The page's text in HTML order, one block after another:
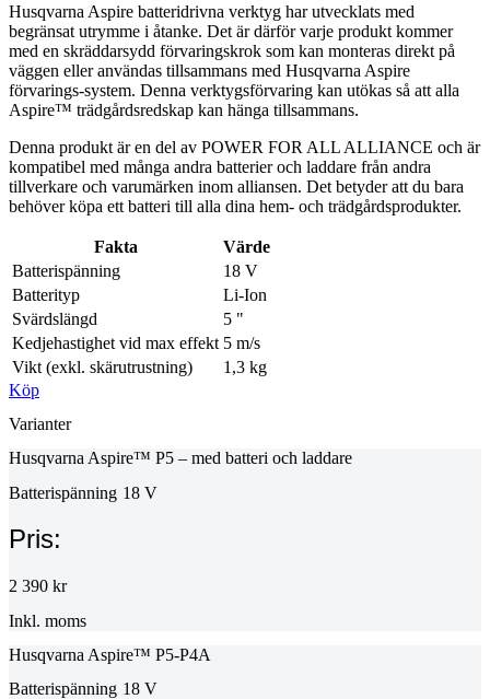
Husqvarna Aspire batteridrivna verktyg har utvecklats med
begränsat utrymme i åtanke. Det är därför varje produkt kommer
med en skräddarsydd förvaringskrok som kan monteras direkt på
väggen eller användas tillsammans med Husqvarna Aspire
förvarings-system. Denna verktygsförvaring kan utökas så att alla
Aspire™ trädgårdsredskap kan hänga tillsammans.
Denna produkt är en del av POWER FOR ALL ALLIANCE och är
kompatibel med många andra batterier och laddare från andra
tillverkare och varumärken inom alliansen. Det betyder att du bara
behöver köpa ett batteri till alla dina hem- och trädgårdsprodukter.
Fakta
Värde
Batterispänning
18 V
Batterityp
Li-Ion
Svärdslängd
5 "
Kedjehastighet vid max effekt 5 m/s
Vikt (exkl. skärutrustning)
1,3 kg
Köp
Varianter
Husqvarna Aspire™ P5 – med batteri och laddare
Batterispänning 18 V
Pris:
2 390 kr
Inkl. moms
Husqvarna Aspire™ P5-P4A
Batterispänning 18 V